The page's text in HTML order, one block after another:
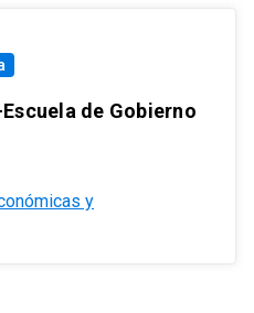
de Gobierno
y